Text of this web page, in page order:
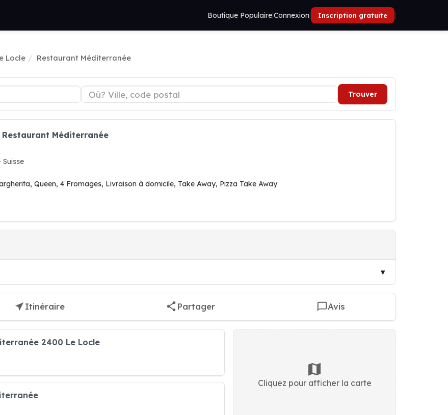
Boutique Populaire|Connexion| Inscription gratuite |
Locle Restaurant Méditerranée
Trouver
Méditerranée
Queen, 4 Fromages, Livraison à domicile, Take Away, Pizza Take Away
Itinéraire Partager Avis
2400 Le Locle
Cliquez pour afficher la carte